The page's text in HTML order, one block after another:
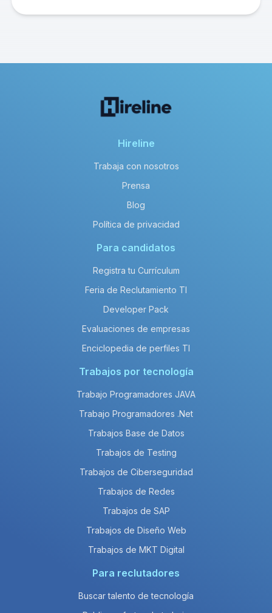
Hireline
Trabaja con nosotros
Prensa
Blog
Política de privacidad
Para candidatos
Registra tu Currículum
Feria de Reclutamiento TI
Developer Pack
Evaluaciones de empresas
Enciclopedia de perfiles TI
Trabajos por tecnología
Trabajo Programadores JAVA
Trabajo Programadores .Net
Trabajos Base de Datos
Trabajos de Testing
Trabajos de Ciberseguridad
Trabajos de Redes
Trabajos de SAP
Trabajos de Diseño Web
Trabajos de MKT Digital
Para reclutadores
Buscar talento de tecnología